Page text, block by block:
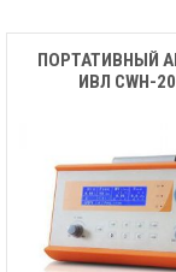
ПОРТАТИВНЫЙ
ИВЛ CWH-